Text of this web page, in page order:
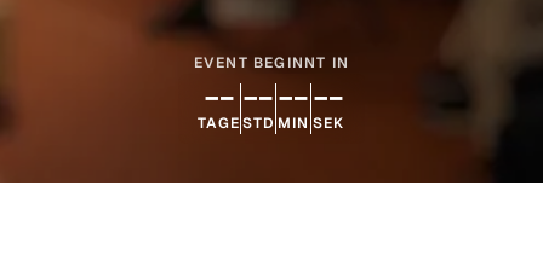
EVENT BEGINNT IN
--
TAGE
--
STD
--
MIN
--
SEK